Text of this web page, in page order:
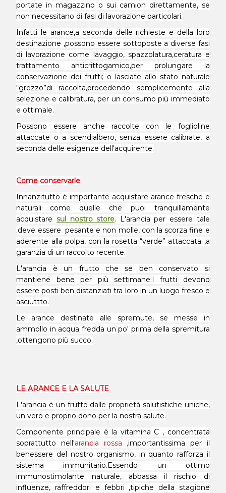
portate in magazzino o sui camion direttamente, se
non necessitano di fasi di lavorazione particolari.
Infatti le arance,a seconda delle richieste e della loro
destinazione ,possono essere sottoposte a diverse fasi
di lavorazione come lavaggio, spazzolatura,ceratura e
trattamento anticrittogamico,per prolungare la
conservazione dei frutti; o lasciate allo stato naturale
“grezzo”di raccolta,procedendo semplicemente alla
selezione e calibratura, per un consumo più immediato
e ottimale.
Possono essere anche raccolte con le foglioline
attaccate o a scendialbero, senza essere calibrate, a
seconda delle esigenze dell'acquirente.
Come conservarle
Innanzitutto è importante acquistare arance fresche e
naturali come quelle che puoi tranquillamente
acquistaresul nostro store. L'arancia per essere tale
.deve essere pesante e non molle, con la scorza fine e
aderente alla polpa, con la rosetta “verde” attaccata ,a
garanzia di un raccolto recente.
L'arancia è un frutto che se ben conservato si
mantiene bene per più settimane.I frutti devono
essere posti ben distanziati tra loro in un luogo fresco e
asciuttto.
Le arance destinate alle spremute, se messe in
ammollo in acqua fredda un po' prima della spremitura
,ottengono più succo.
LE ARANCE E LA SALUTE
L'arancia è un frutto dalle proprietà salutistiche uniche,
un vero e proprio dono per la nostra salute.
Componente principale è la vitamina C , concentrata
soprattutto nell'arancia rossa ,importantissima per il
benessere del nostro organismo, in quanto rafforza il
sistema immunitario.Essendo un ottimo
immunostimolante naturale, abbassa il rischio di
influenze, raffreddori e febbri ,tipiche della stagione